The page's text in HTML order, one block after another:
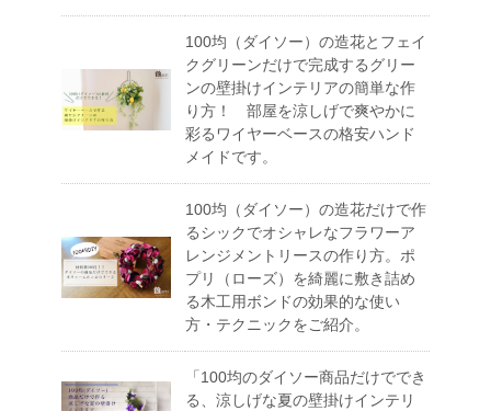
100均（ダイソー）の造花とフェイ
クグリーンだけで完成するグリー
ンの壁掛けインテリアの簡単な作
り方！ 部屋を涼しげで爽やかに
彩るワイヤーベースの格安ハンド
メイドです。
100均（ダイソー）の造花だけで作
るシックでオシャレなフラワーア
レンジメントリースの作り方。ポ
プリ（ローズ）を綺麗に敷き詰め
る木工用ボンドの効果的な使い
方・テクニックをご紹介。
「100均のダイソー商品だけででき
る、涼しげな夏の壁掛けインテリ